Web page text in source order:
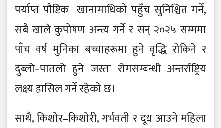
पर्याप्त पौष्टिक खानामाथिको पहुँच सुनिश्चित गर्ने,
सबै खाले कुपोषण अन्त्य गर्ने र सन् २०२५ सम्ममा
पाँच वर्ष मुनिका बच्चाहरूमा हुने वृद्धि रोकिने र
दुब्लो–पातलो हुने जस्ता रोगसम्बन्धी अन्तर्राष्ट्रिय
लक्ष्य हासिल गर्ने रहेको छ।
साथै, किशोर–किशोरी, गर्भवती र दूध आउने महिला